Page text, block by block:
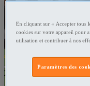
201018565
En cliquant sur « Accepter tous
cookies sur votre appareil pour
utilisation et contribuer à nos
Paramètres des